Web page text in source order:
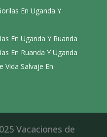
En Uganda Y
En Uganda Y Ruanda
En Ruanda Y Uganda
Vida Salvaje En
Vacaciones de